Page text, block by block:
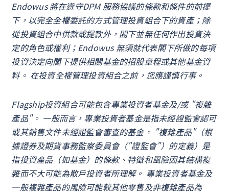
Endowus 將在遵守DPM 服務協議的條款和條件的前提
下，以完全全權委託的方式管理投資組合下的資產；除
從投資組合中供款或提款外，閣下並無任何作出投資決
定的角色或權利；Endowus 無須就代表閣下所做的每項
投資決定向閣下提供相關基金的招股章程或其他基金資
料。 在投資全權管理投資組合之前，您應謹慎行事。
Flagship投資組合可能包含專業投資者基金及/或 "複雜
產品"。 一般而言，專業投資者基金是指未經證監會認可
或其銷售文件未經證監會審查的基金。 "複雜產品"（根
據證券及期貨事務監察委員會（"證監會"）的定義）是
指投資產品（如基金）的條款、特徵和風險因其結構複
雜而不大可能為散戶投資者所理解。 專業投資者基金及
一般複雜產品的風險可能較其他零售及非複雜產品為